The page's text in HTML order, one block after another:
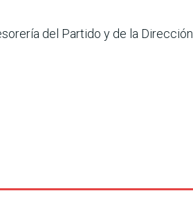
del Partido y de la Dirección